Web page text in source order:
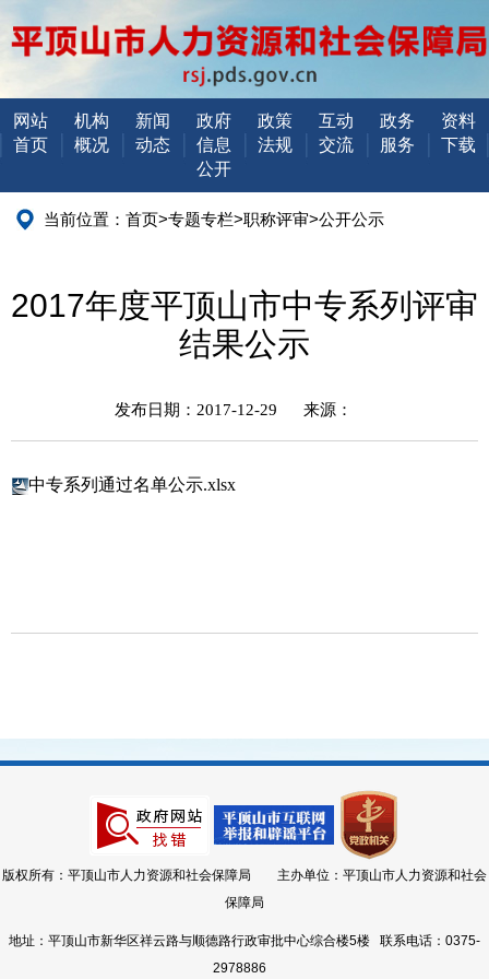
网站
首页
机构
概况
新闻
动态
政府
信息
公开
政策
法规
互动
交流
政务
服务
资料
下载
当前位置： 首页>专题专栏>职称评审>公开公示
2017年度平顶山市中专系列评审
结果公示
发布日期：2017-12-29 来源：
中专系列通过名单公示.xlsx
版权所有：平顶山市人力资源和社会保障局 主办单位：平顶山市人力资源和社会
保障局
地址：平顶山市新华区祥云路与顺德路行政审批中心综合楼5楼 联系电话：0375-
2978886